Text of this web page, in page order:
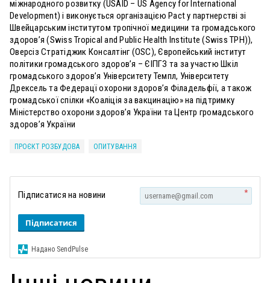
міжнародного розвитку (USAID – US Agency for International
Development) і виконується організацією Pact у партнерстві зі
Швейцарським інститутом тропічної медицини та громадського
здоров’я (Swiss Tropical and Public Health Institute (Swiss TPH)),
Оверсіз Стратіджик Консалтінг (OSC), Європейський інститут
політики громадського здоров’я – ЄІПГЗ та за участю Шкіл
громадського здоров’я Університету Темпл, Університету
Дрексель та Федерацї охорони здоров’я Філадельфії, а також
громадської спілки «Коаліція за вакцинацію» на підтримку
Міністерство охорони здоров’я України та Центр громадського
здоров’я України
ПРОЄКТ РОЗБУДОВА ОПИТУВАННЯ
Підписатися на новини *
Підписатися
Надано SendPulse